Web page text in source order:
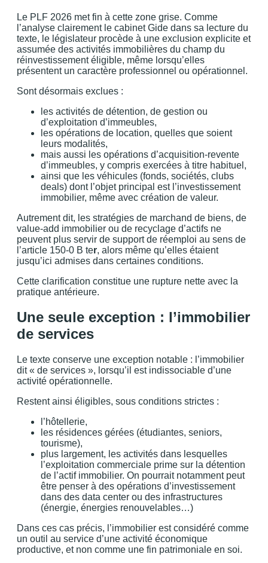
Le PLF 2026 met fin à cette zone grise. Comme
l’analyse clairement le cabinet Gide dans sa lecture du
texte, le législateur procède à une exclusion explicite et
assumée des activités immobilières du champ du
réinvestissement éligible, même lorsqu’elles
présentent un caractère professionnel ou opérationnel.
Sont désormais exclues :
les activités de détention, de gestion ou
d’exploitation d’immeubles,
les opérations de location, quelles que soient
leurs modalités,
mais aussi les opérations d’acquisition-revente
d’immeubles, y compris exercées à titre habituel,
ainsi que les véhicules (fonds, sociétés, clubs
deals) dont l’objet principal est l’investissement
immobilier, même avec création de valeur.
Autrement dit, les stratégies de marchand de biens, de
value-add immobilier ou de recyclage d’actifs ne
peuvent plus servir de support de réemploi au sens de
l’article 150-0 B ter, alors même qu’elles étaient
jusqu’ici admises dans certaines conditions.
Cette clarification constitue une rupture nette avec la
pratique antérieure.
Une seule exception : l’immobilier
de services
Le texte conserve une exception notable : l’immobilier
dit « de services », lorsqu’il est indissociable d’une
activité opérationnelle.
Restent ainsi éligibles, sous conditions strictes :
l’hôtellerie,
les résidences gérées (étudiantes, seniors,
tourisme),
plus largement, les activités dans lesquelles
l’exploitation commerciale prime sur la détention
de l’actif immobilier. On pourrait notamment peut
être penser à des opérations d’investissement
dans des data center ou des infrastructures
(énergie, énergies renouvelables…)
Dans ces cas précis, l’immobilier est considéré comme
un outil au service d’une activité économique
productive, et non comme une fin patrimoniale en soi.